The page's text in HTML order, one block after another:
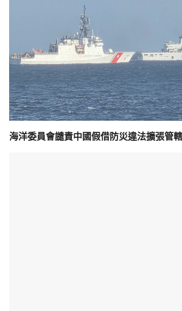
海洋委員會譴責中國假借防災違法擴張管